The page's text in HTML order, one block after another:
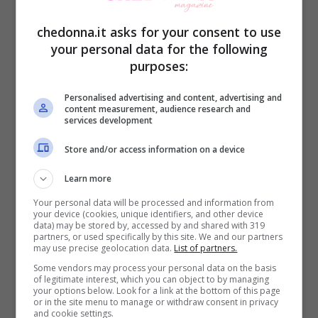
rassicurati e li esime dall’ansia
dell’imprevisto. Una delle cose che più
spaventa i bambini, infatti, sono le novità.
bambini sono molto abitudinari e per loro
le routine sono fondamentali.
2) Perché la prima volta non riesce a
seguire tutti i passaggi.
spiegazione è che i piccoli la prima volta
che vedono un cartone o un film non
capiscono bene tutto. Dalla prima visione
non riescono a cogliere tutte le sfumature,
a capire tutti i passaggi così come gli
chedonna.it asks for your consent to use
your personal data for the following
purposes:
Personalised advertising and content, advertising and
content measurement, audience research and
services development
Store and/or access information on a device
Learn more
Your personal data will be processed and information from
your device (cookies, unique identifiers, and other device
data) may be stored by, accessed by and shared with 319
partners, or used specifically by this site. We and our partners
may use precise geolocation data. List of partners.
Some vendors may process your personal data on the basis
of legitimate interest, which you can object to by managing
your options below. Look for a link at the bottom of this page
or in the site menu to manage or withdraw consent in privacy
and cookie settings.